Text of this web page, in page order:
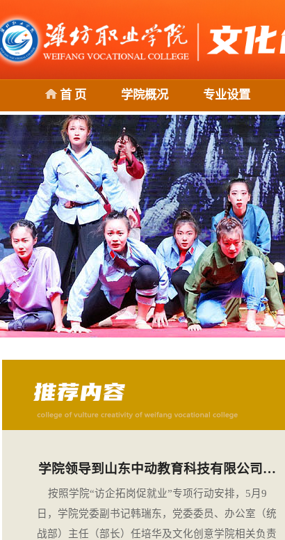
首 页 学院概况 专业设置
学院领导到山东中动教育科技有限公司…
按照学院“访企拓岗促就业”专项行动安排，5月9
日，学院党委副书记韩瑞东，党委委员、办公室（统
战部）主任（部长）任培华及文化创意学院相关负责